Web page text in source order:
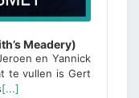
Meadery)
en Yannick
te vullen is Gert
[...]